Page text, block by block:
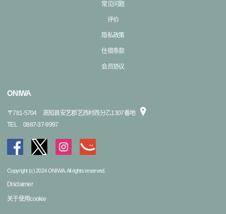
常见问题
评价
隐私政策
住宿条款
会员协议
ONIWA
〒781-5704
高知县安艺郡艺西村西分乙1307番地
TEL
0887-37-9997
Copyright (c) 2024 ONIWA. All rights reserved.
Disclaimer
关于使用cookie